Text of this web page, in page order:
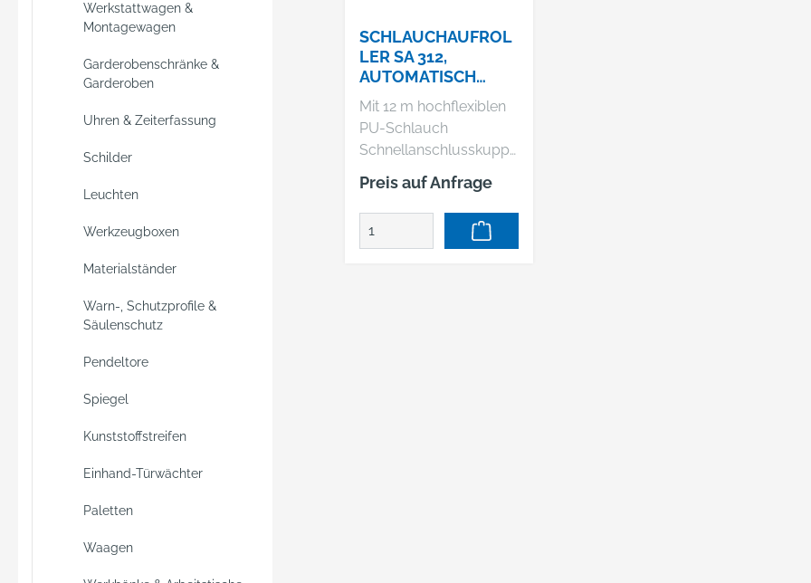
Werkstattwagen &
Montagewagen
Garderobenschränke &
Garderoben
Uhren & Zeiterfassung
Schilder
Leuchten
Werkzeugboxen
Materialständer
Warn-, Schutzprofile &
Säulenschutz
Pendeltore
Spiegel
Kunststoffstreifen
Einhand-Türwächter
Paletten
Waagen
SCHLAUCHAUFROL
LER SA 312,
AUTOMATISCH
(628824000)
Mit 12 m hochflexiblen
PU-Schlauch
Schnellanschlusskuppl
ung 1/4" Universal und
Stecknippel 1/4" (Euro,
ARO und ISO)
Automatikfunktion:
Preis auf Anfrage